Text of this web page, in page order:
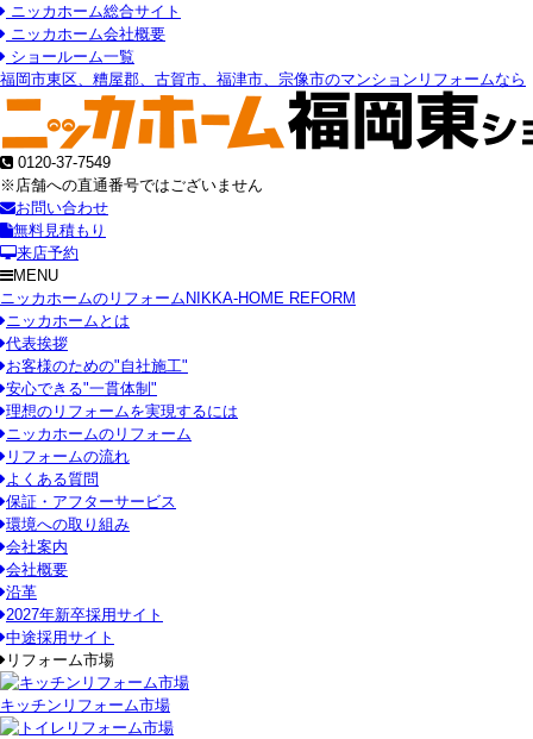
ニッカホーム総合サイト
ニッカホーム会社概要
ショールーム一覧
福岡市東区、糟屋郡、古賀市、福津市、宗像市のマンションリフォームなら
0120-37-7549
※店舗への直通番号ではございません
お問い合わせ
無料見積もり
来店予約
MENU
ニッカホームのリフォーム NIKKA-HOME REFORM
ニッカホームとは
代表挨拶
お客様のための"自社施工"
安心できる"一貫体制"
理想のリフォームを実現するには
ニッカホームのリフォーム
リフォームの流れ
よくある質問
保証・アフターサービス
環境への取り組み
会社案内
会社概要
沿革
2027年新卒採用サイト
中途採用サイト
リフォーム市場
キッチンリフォーム市場